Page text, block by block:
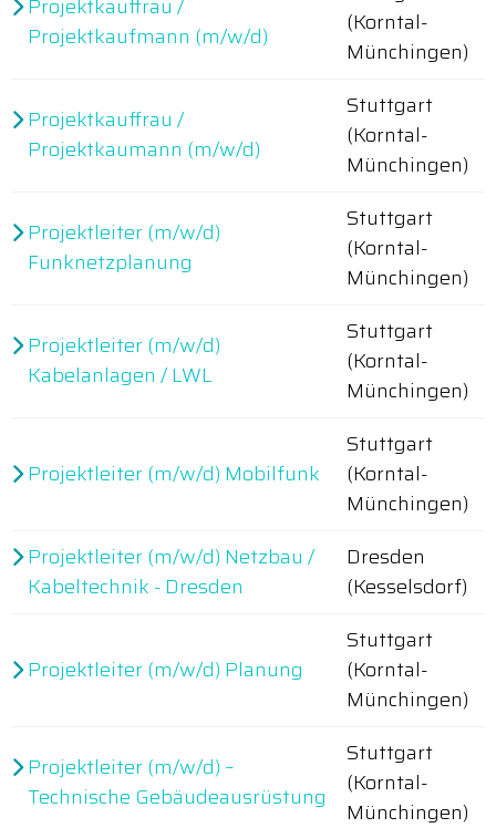
Projektkauffrau /
Projektkaufmann (m/w/d)
(Korntal-
Münchingen)
Projektkauffrau /
Projektkaumann (m/w/d)
Stuttgart
(Korntal-
Münchingen)
Projektleiter (m/w/d)
Funknetzplanung
Stuttgart
(Korntal-
Münchingen)
Projektleiter (m/w/d)
Kabelanlagen / LWL
Stuttgart
(Korntal-
Münchingen)
Projektleiter (m/w/d) Mobilfunk
Stuttgart
(Korntal-
Münchingen)
Projektleiter (m/w/d) Netzbau /
Kabeltechnik - Dresden
Dresden
(Kesselsdorf)
Projektleiter (m/w/d) Planung
Stuttgart
(Korntal-
Münchingen)
Projektleiter (m/w/d) –
Technische Gebäudeausrüstung
Stuttgart
(Korntal-
Münchingen)